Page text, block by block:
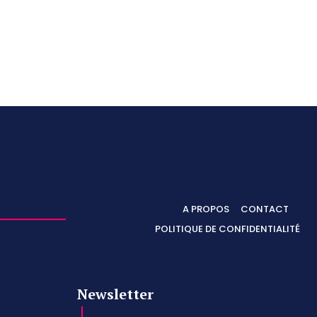
A PROPOS
CONTACT
POLITIQUE DE CONFIDENTIALITÉ
Newsletter